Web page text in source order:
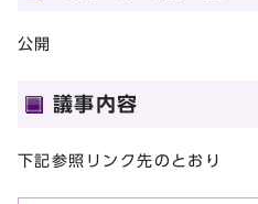
公開
議事内容
下記参照リンク先のとおり